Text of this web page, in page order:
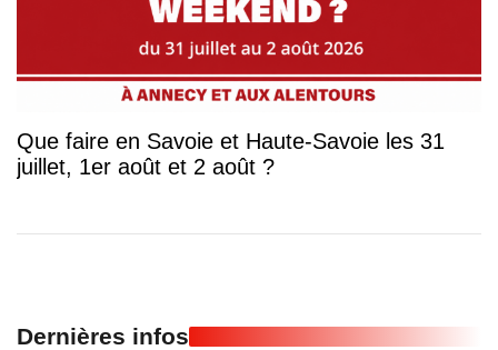
Que faire en Savoie et Haute-Savoie les 31
juillet, 1er août et 2 août ?
Dernières infos